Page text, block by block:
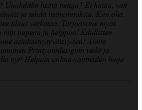
Unohditko lisätä tietoja? Ei hätää, voit
ja tehdä lisämuutoksia. Kun olet
tilaus verkossa. Tarjoamme myös
niin nopeaa ja helppoa! Edullisten
asiakastyytyväisyyden! Aloita
Printyourdesignin vedä ja
nyt! Helpoin online-vaatteiden luoja